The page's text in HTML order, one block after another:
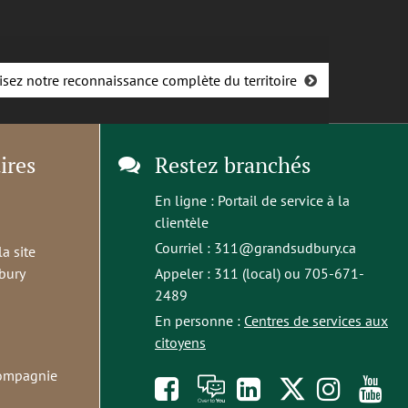
notre reconnaissance complète du territoire
site
Restez branchés
En ligne : Portail de service à la
clientèle
Courriel : 311@grandsudbury.ca
Appeler : 311 (local) ou 705-671-
2489
En personne : Centres de services aux
citoyens
Like À opensFollow